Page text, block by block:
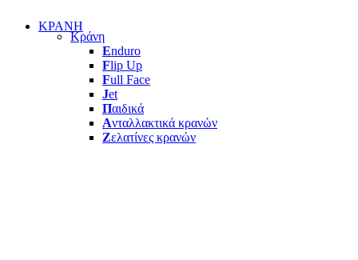
ΚΡΑΝΗ
Κράνη
Enduro
Flip Up
Full Face
Jet
Παιδικά
Ανταλλακτικά κρανών
Ζελατίνες κρανών